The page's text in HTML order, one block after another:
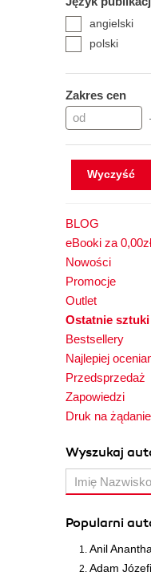
angielski
polski
Zakres cen
Wyczyść
BLOG
eBooki za 0,00zł
Nowości
Promocje
Outlet
Ostatnie sztuki
Bestsellery
Najlepiej
Przedsprzedaż
Zapowiedzi
Druk na żądanie
Wyszukaj
Popularni
Anil
Adam